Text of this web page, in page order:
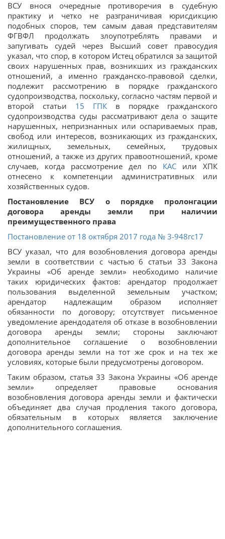
ВСУ внося очередные противоречия в судебную
практику и четко не разграничивая юрисдикцию
подобных споров, тем самым давая представителям
ФГВФЛ продолжать злоупотреблять правами и
запугивать судей через Высший совет правосудия
указал, что спор, в котором Истец обратился за защитой
своих нарушенных прав, возникших из гражданских
отношений, а именно гражданско-правовой сделки,
подлежит рассмотрению в порядке гражданского
судопроизводства, поскольку, согласно частям первой и
второй статьи 15 ГПК в порядке гражданского
судопроизводства суды рассматривают дела о защите
нарушенных, непризнанных или оспариваемых прав,
свобод или интересов, возникающих из гражданских,
жилищных, земельных, семейных, трудовых
отношений, а также из других правоотношений, кроме
случаев, когда рассмотрение дел по КАС или ХПК
отнесено к компетенции административных или
хозяйственных судов.
Постановление ВСУ о порядке пролонгации
договора аренды земли при наличии
преимущественного права
Постановление от 18 октября 2017 года № 3-948гс17
ВСУ указал, что для возобновления договора аренды
земли в соответствии с частью 6 статьи 33 Закона
Украины «Об аренде земли» необходимо наличие
таких юридических фактов: арендатор продолжает
пользования выделенной земельным участком;
арендатор надлежащим образом исполняет
обязанности по договору; отсутствует письменное
уведомление арендодателя об отказе в возобновлении
договора аренды земли; стороны заключают
дополнительное соглашение о возобновлении
договора аренды земли на тот же срок и на тех же
условиях, которые были предусмотрены договором.
Таким образом, статья 33 Закона Украины «Об аренде
земли» определяет правовые основания
возобновления договора аренды земли и фактически
объединяет два случая продления такого договора,
обязательным в которых является заключение
дополнительного соглашения.